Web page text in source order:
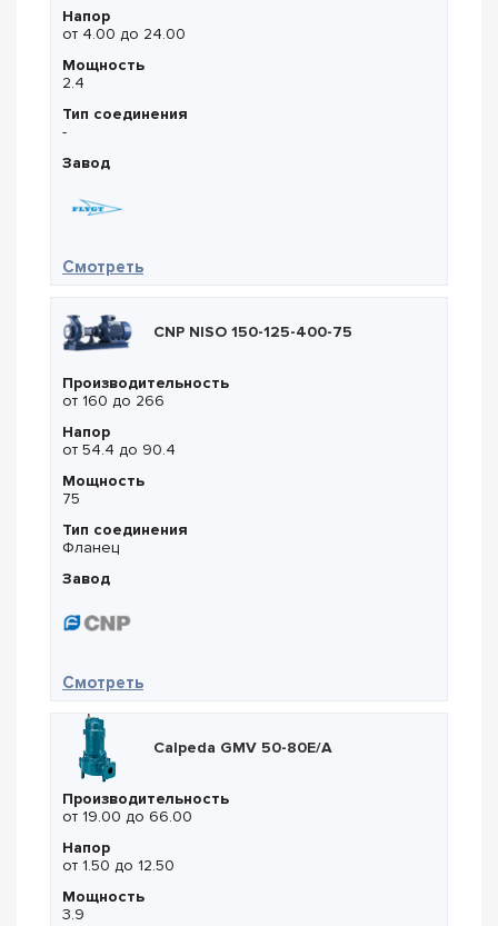
Напор
от 4.00 до 24.00
Мощность
2.4
Тип соединения
-
Завод
Смотреть— Flygt NP 3085.160 SH 253
CNP NISO 150-125-400-75
Производительность
от 160 до 266
Напор
от 54.4 до 90.4
Мощность
75
Тип соединения
Фланец
Завод
Смотреть— CNP NISO 150-125-400-75
Calpeda GMV 50-80E/A
Производительность
от 19.00 до 66.00
Напор
от 1.50 до 12.50
Мощность
3.9